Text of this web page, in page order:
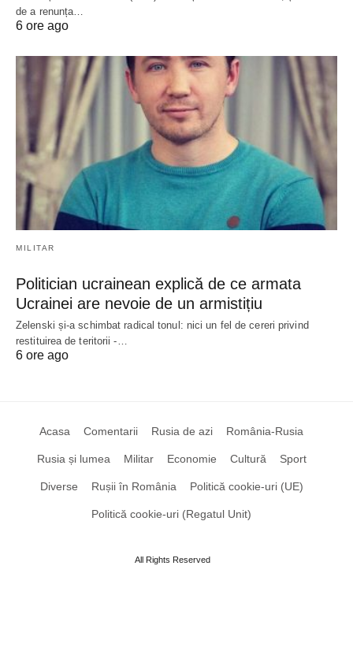
de a renunța…
6 ore ago
MILITAR
Politician ucrainean explică de ce armata
Ucrainei are nevoie de un armistițiu
Zelenski și-a schimbat radical tonul: nici un fel de cereri privind
restituirea de teritorii -…
6 ore ago
Acasa Comentarii Rusia de azi România-Rusia
Rusia și lumea Militar Economie Cultură Sport
Diverse Rușii în România Politică cookie-uri (UE)
Politică cookie-uri (Regatul Unit)
All Rights Reserved